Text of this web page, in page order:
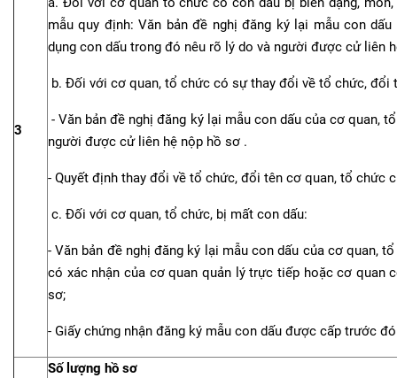
3
mẫu quy định: Văn bản đề nghị đăng ký lại mẫu con
dụng con dấu trong đó nêu rõ lý do và người được cử liên
b. Đối với cơ quan, tổ chức có sự thay đổi về tổ chức, đổi
- Văn bản đề nghị đăng ký lại mẫu con dấu của cơ quan,
người được cử liên hệ nộp hồ sơ .
- Quyết định thay đổi về tổ chức, đổi tên cơ quan, tổ chức
c. Đối với cơ quan, tổ chức, bị mất con dấu:
- Văn bản đề nghị đăng ký lại mẫu con dấu của cơ quan,
có xác nhận của cơ quan quản lý trực tiếp hoặc cơ quan
sơ;
- Giấy chứng nhận đăng ký mẫu con dấu được cấp trước
Số lượng hồ sơ